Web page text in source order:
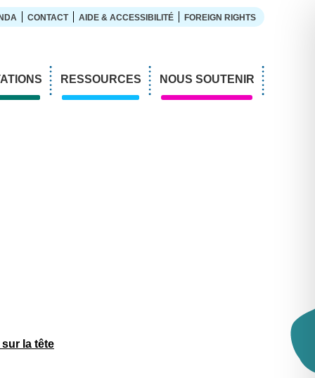
CONTACT AIDE & ACCESSIBILITÉ FOREIGN RIGHTS
RESSOURCES NOUS SOUTENIR
la tête